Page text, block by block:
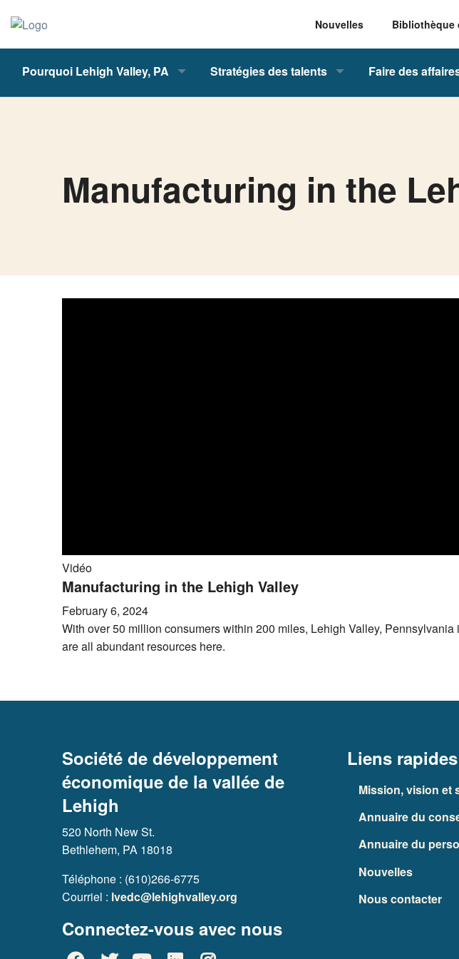
Nouvelles Bibliothèque
Pourquoi Lehigh Valley, PA Stratégies des talents Faire des
Manufacturing in the
Vidéo
Manufacturing in the Lehigh Valley
February 6, 2024
With over 50 million consumers within 200 miles, Lehigh Valley,
are all abundant resources here.
Société de développement
économique de la vallée de
Lehigh
520 North New St.
Bethlehem, PA 18018
Téléphone : (610)266-6775
Courriel : lvedc@lehighvalley.org
Connectez-vous avec nous
Liens rapides
Mission, vision et
Annuaire du
Annuaire du
Nouvelles
Nous contacter